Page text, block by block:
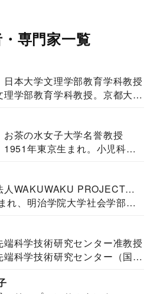
専門家一覧
日本大学文理学部教育学科教授
理学部教育学科教授。京都大学
お茶の水女子大学名誉教授
1951年東京生まれ。小児科
人WAKUWAKU PROJECT
・言語聴覚士・社会福祉士
れ、明治学院大学社会学部福
端科学技術研究センター准教授
端科学技術研究センター（国際